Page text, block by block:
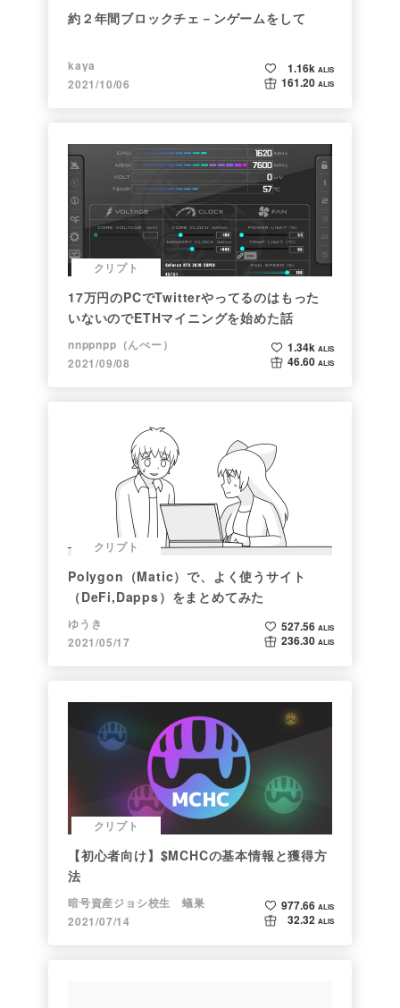
約２年間ブロックチェ－ンゲームをして
kaya
2021/10/06
1.16k ALIS
161.20 ALIS
クリプト
17万円のPCでTwitterやってるのはもった
いないのでETHマイニングを始めた話
nnppnpp（んぺー）
2021/09/08
1.34k ALIS
46.60 ALIS
クリプト
Polygon（Matic）で、よく使うサイト
（DeFi,Dapps）をまとめてみた
ゆうき
2021/05/17
527.56 ALIS
236.30 ALIS
クリプト
【初心者向け】$MCHCの基本情報と獲得方
法
暗号資産ジョシ校生 蟻巣
2021/07/14
977.66 ALIS
32.32 ALIS